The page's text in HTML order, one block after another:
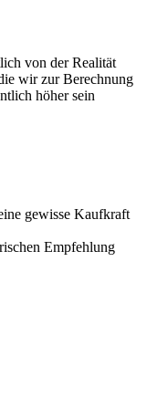
von der Realität
wir zur Berechnung
höher sein
gewisse Kaufkraft
Empfehlung